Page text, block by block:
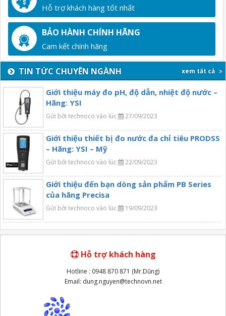
Hỗ trợ khách hàng tốt nhất
BẢO HÀNH CHÍNH HÃNG
Cam kết chính hãng
TIN TỨC CHUYÊN NGÀNH xem tất cả
Giới thiệu máy đo pH, độ dẫn, nhiệt độ nước –
Hãng: YSI
Gửi bởi technoco vào lúc 27/09/2023
Giới thiệu thiết bị đo nước đa chỉ tiêu PRODSS
– Hãng: YSI – Mỹ
Gửi bởi technoco vào lúc 22/09/2023
Giới thiệu đến bạn dòng sản phẩm PB Series
của hãng Precisa
Gửi bởi technoco vào lúc 19/09/2023
Hỗ trợ khách hàng
Hotline : 0948 870 871 (Mr.Dũng)
Email: dung.nguyen@technovn.net